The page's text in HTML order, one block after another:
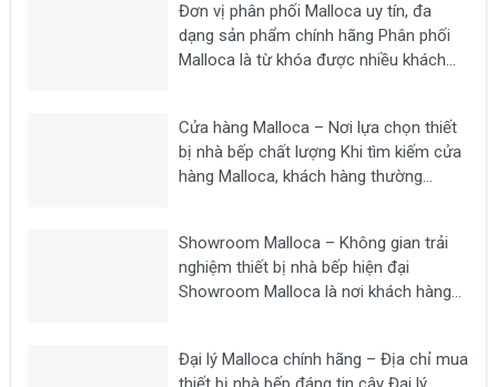
Đơn vị phân phối Malloca uy tín, đa
dạng sản phẩm chính hãng Phân phối
Malloca là từ khóa được nhiều khách
máy hút mùi, lò nướng,...
Cửa hàng Malloca – Nơi lựa chọn thiết
bị nhà bếp chất lượng Khi tìm kiếm cửa
hàng Malloca, khách hàng thường
như bếp từ, máy hút...
Showroom Malloca – Không gian trải
nghiệm thiết bị nhà bếp hiện đại
Showroom Malloca là nơi khách hàng
máy hút mùi, lò nướng, lò vi sóng, máy...
Đại lý Malloca chính hãng – Địa chỉ mua